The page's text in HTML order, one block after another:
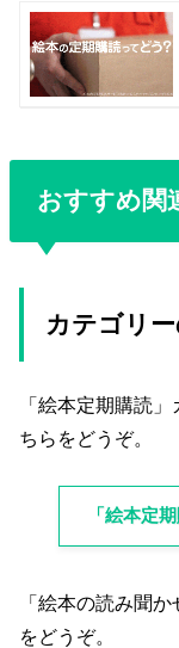
おすすめ関
カテゴリ
「絵本定期購読
ちらをどうぞ。
「絵本定
「絵本の読み聞
をどうぞ。